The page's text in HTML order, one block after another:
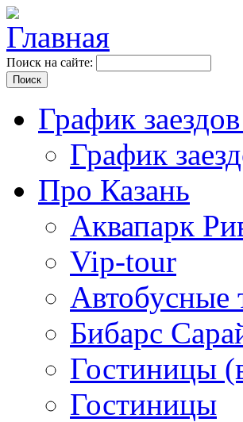
Поиск на сайте:
График
График
Про Казань
Аквапарк
Vip-tour
Автобусные
Бибарс
Гостиницы
Гостиницы